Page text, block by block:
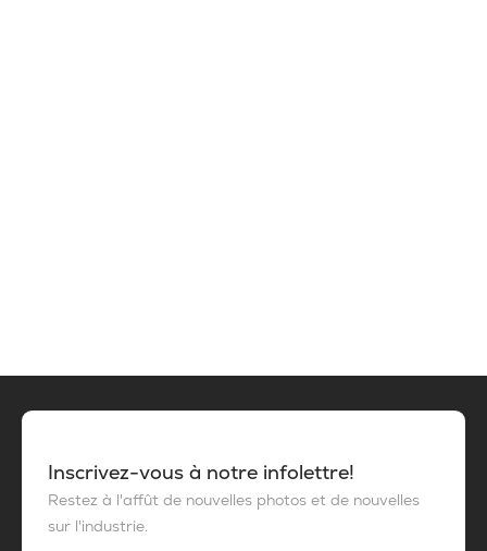
Inscrivez-vous à notre infolettre!
Restez à l'affût de nouvelles photos et de nouvelles
sur l'industrie.